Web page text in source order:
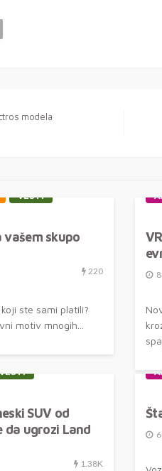
modela
VESTI
vašem skupo
220
koji ste sami platili?
motiv mnogih...
VESTI
SUV od
da ugrozi Land
1.38K